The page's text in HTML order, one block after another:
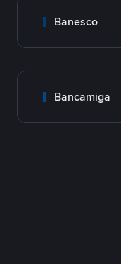
Banesco
Bancamiga